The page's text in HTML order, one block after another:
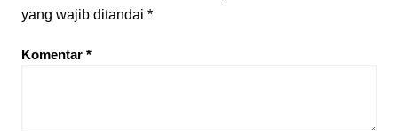
yang wajib ditandai *
Komentar *